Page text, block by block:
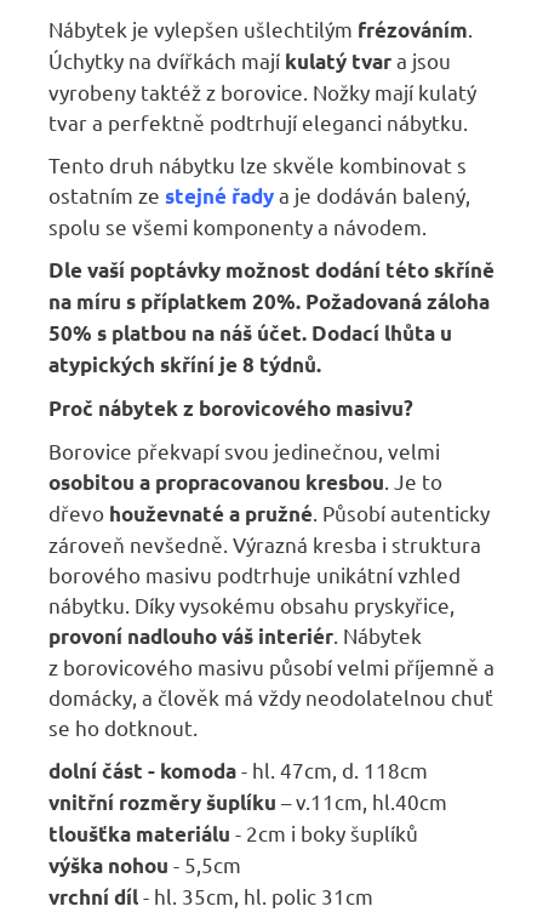
Nábytek je vylepšen ušlechtilým frézováním
Úchytky na dvířkách mají kulatý tvara jsou
vyrobeny taktéž z borovice. Nožky mají kulatý
tvar a perfektně podtrhují eleganci nábytku.
Tento druh nábytku lze skvěle kombinovat s
ostatním ze stejné řadya je dodáván balený,
spolu se všemi komponenty a návodem.
Dle vaší poptávky možnost dodání této skříně
na míru s příplatkem 20%. Požadovaná záloha
50% s platbou na náš účet. Dodací lhůta u
atypických skříní je 8 týdnů.
Proč nábytek z borovicového masivu?
Borovice překvapí svou jedinečnou, velmi
osobitou a propracovanou kresbou . Je to
dřevo houževnaté a pružné . Působí autenticky
zároveň nevšedně. Výrazná kresba i struktura
borového masivu podtrhuje unikátní vzhled
nábytku. Díky vysokému obsahu pryskyřice,
provoní nadlouho váš interiér . Nábytek
z borovicového masivu působí velmi příjemně a
domácky, a člověk má vždy neodolatelnou chuť
se ho dotknout.
dolní část - komoda- hl. 47cm, d. 118cm
vnitřní rozměry šuplíku – v.11cm, hl.40cm
tloušťka materiálu - 2cm i boky šuplíků
výška nohou - 5,5cm
vrchní díl- hl. 35cm, hl. polic 31cm